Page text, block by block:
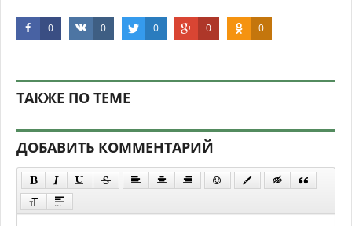
0 0 0 0 0
ТАКЖЕ ПО ТЕМЕ
ДОБАВИТЬ КОММЕНТАРИЙ